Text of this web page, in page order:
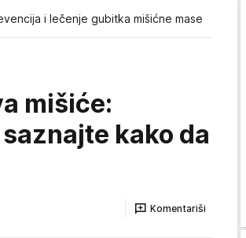
i lečenje gubitka mišićne mase
mišiće:
kako da
Komentariši